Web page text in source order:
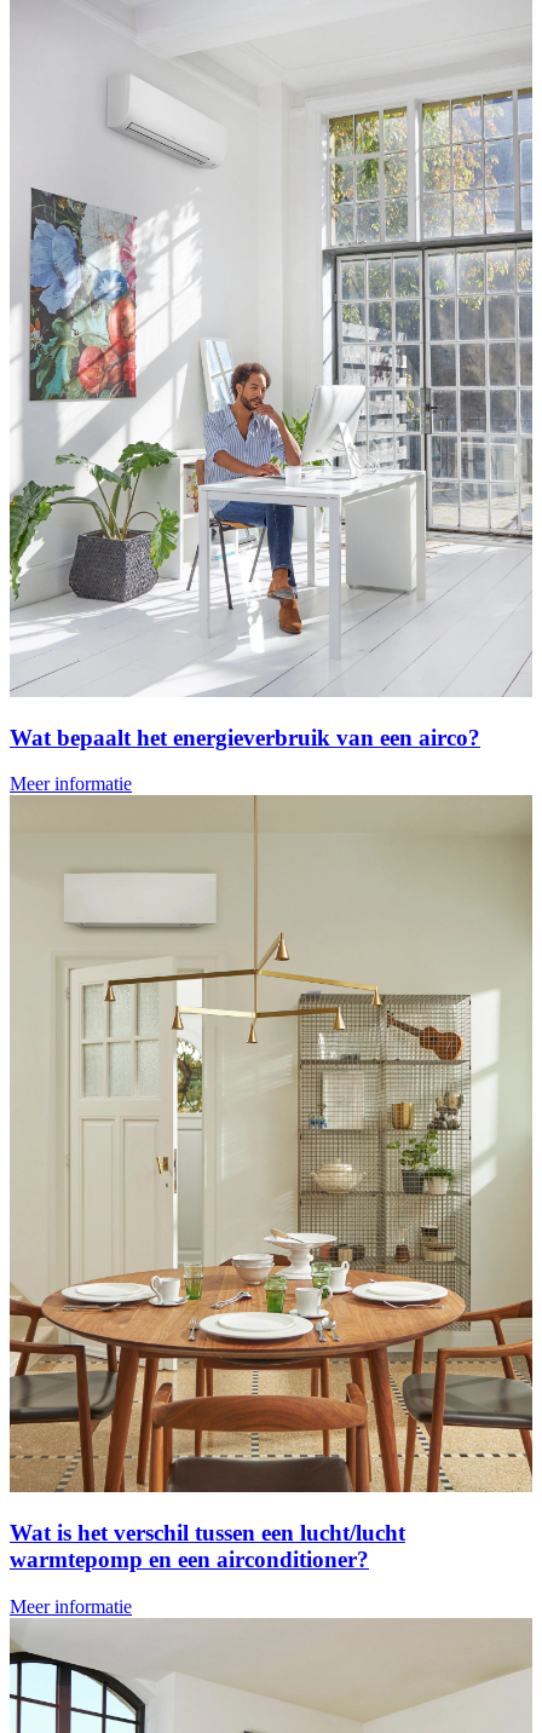
Wat bepaalt het energieverbruik van een airco?
Meer informatie
Wat is het verschil tussen een lucht/lucht
warmtepomp en een airconditioner?
Meer informatie